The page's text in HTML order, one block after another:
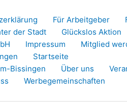
Für Arbeitgeber
der Stadt
Glückslos Aktion
Impressum Mitglied
Startseite
Bissingen
Über uns
Werbegemeinschaften